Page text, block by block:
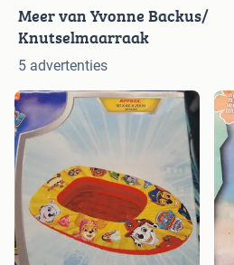
Meer van Yvonne Backus/
Knutselmaarraak
5 advertenties